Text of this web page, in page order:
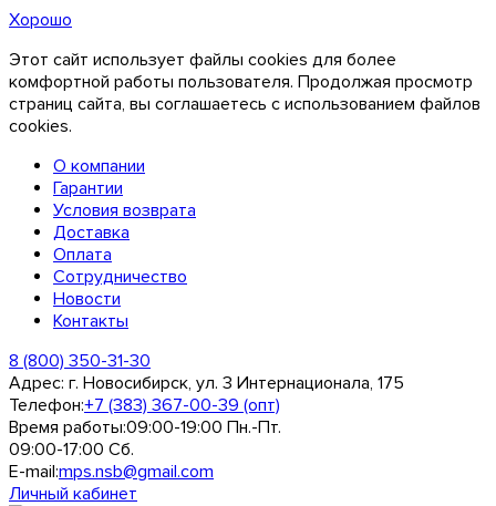
Хорошо
Этот сайт использует файлы cookies для более
комфортной работы пользователя. Продолжая просмотр
страниц сайта, вы соглашаетесь с использованием файлов
cookies.
О компании
Гарантии
Условия возврата
Доставка
Оплата
Сотрудничество
Новости
Контакты
8 (800) 350-31-30
Адрес: г. Новосибирск, ул. 3 Интернационала, 175
Телефон:+7 (383) 367-00-39 (опт)
Время работы:09:00-19:00 Пн.-Пт.
09:00-17:00 Сб.
E-mail:mps.nsb@gmail.com
Личный кабинет